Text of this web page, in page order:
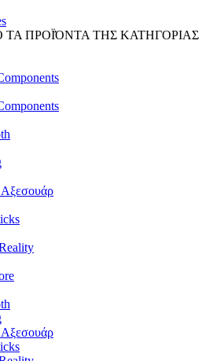
ΤΑ ΠΡΟΪΌΝΤΑ ΤΗΣ ΚΑΤΗΓΟΡΙΑΣ